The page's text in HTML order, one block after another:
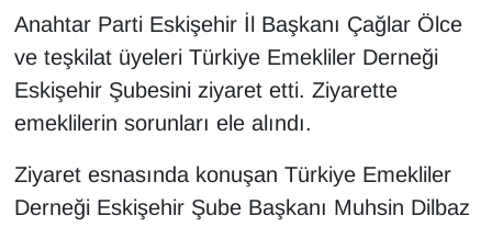
Anahtar Parti Eskişehir İl Başkanı Çağlar Ölce
ve teşkilat üyeleri Türkiye Emekliler Derneği
Eskişehir Şubesini ziyaret etti. Ziyarette
emeklilerin sorunları ele alındı.
Ziyaret esnasında konuşan Türkiye Emekliler
Derneği Eskişehir Şube Başkanı Muhsin Dilbaz